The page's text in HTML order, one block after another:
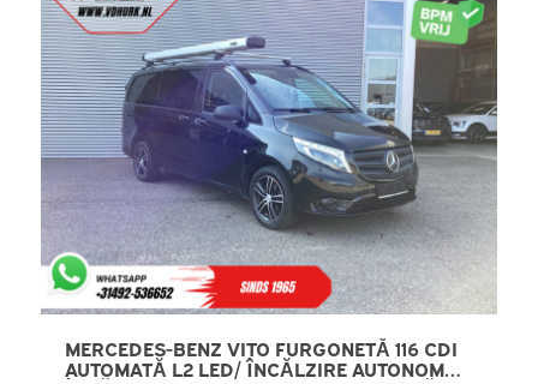
MERCEDES-BENZ VITO FURGONETĂ 116 CDI
AUTOMATĂ L2 LED/ ÎNCĂLZIRE AUTONOMĂ/